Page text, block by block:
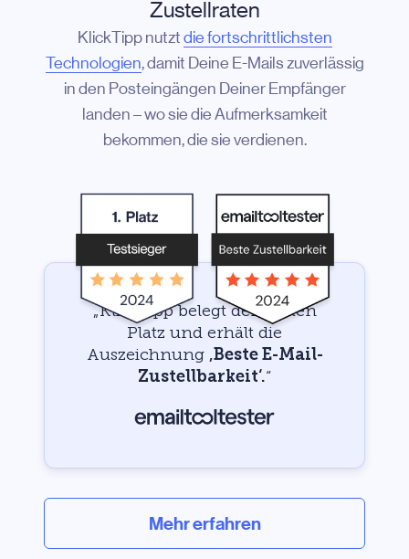
Zustellraten
KlickTipp nutzt die fortschrittlichsten
Technologien, damit Deine E-Mails zuverlässig
in den Posteingängen Deiner Empfänger
landen – wo sie die Aufmerksamkeit
bekommen, die sie verdienen.
„KlickTipp belegt den ersten
Platz und erhält die
Auszeichnung ‚Beste E-Mail-
Zustellbarkeit‘.“
Mehr erfahren